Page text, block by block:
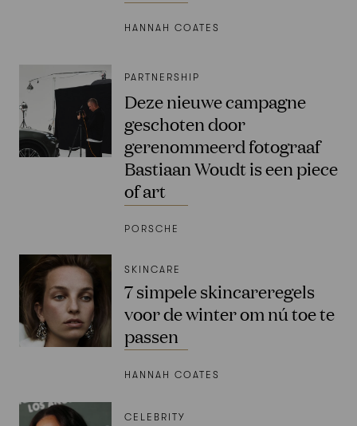
HANNAH COATES
PARTNERSHIP
Deze nieuwe campagne
geschoten door
gerenommeerd fotograaf
Bastiaan Woudt is een piece
of art
PORSCHE
SKINCARE
7 simpele skincareregels
voor de winter om nú toe te
passen
HANNAH COATES
CELEBRITY